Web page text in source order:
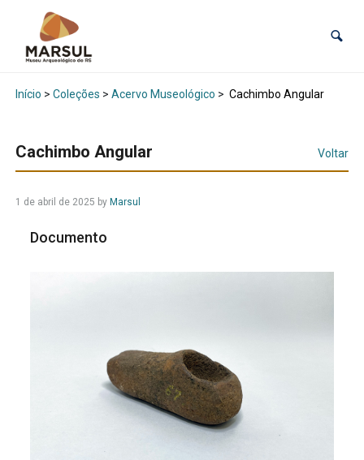
Início > Coleções > Acervo Museológico > Cachimbo Angular
Cachimbo Angular Voltar
1 de abril de 2025 by Marsul
Documento